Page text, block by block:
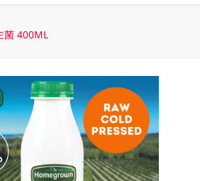
菌 400ML